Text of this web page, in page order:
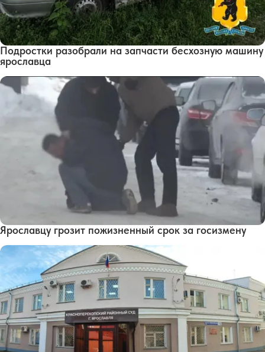
Подростки разобрали на запчасти бесхозную машину
ярославца
Ярославцу грозит пожизненный срок за госизмену